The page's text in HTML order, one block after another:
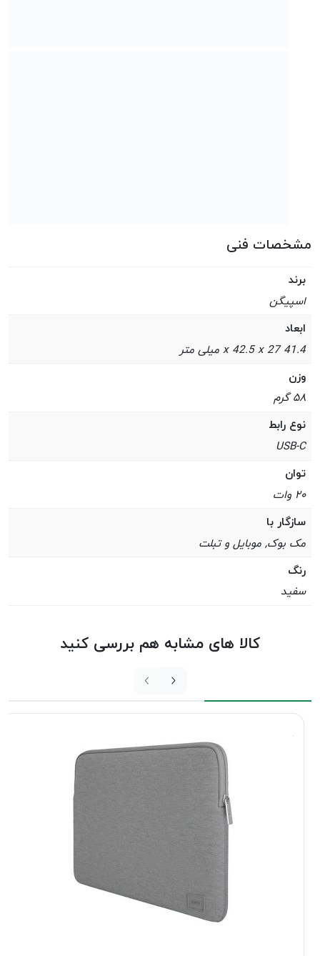
مشخصات فنی
برند
اسپیگن
ابعاد
41.4 x 42.5 x 27 میلی متر
وزن
۵۸ گرم
نوع رابط
USB-C
توان
۲۰ وات
سازگار با
مک بوک, موبایل و تبلت
رنگ
سفید
کالا های مشابه هم بررسی کنید